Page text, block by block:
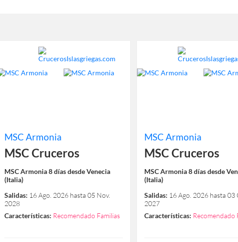
MSC Armonia
MSC Cruceros
MSC Armonia 8 días desde Venecia
(Italia)
Salidas: 16 Ago. 2026 hasta 05 Nov.
2028
Características: Recomendado Familias
MSC Armonia
MSC Cruceros
MSC Armonia 8 días desde
(Italia)
Salidas: 16 Ago. 2026 hasta 03
2027
Características: Recomendado